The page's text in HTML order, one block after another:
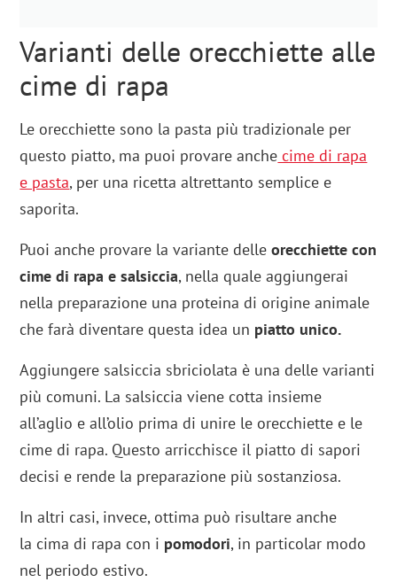
Varianti delle orecchiette alle
cime di rapa
Le orecchiette sono la pasta più tradizionale per
questo piatto, ma puoi provare anche cime di rapa
e pasta, per una ricetta altrettanto semplice e
saporita.
Puoi anche provare la variante delleorecchiette con
cime di rapa e salsiccia, nella quale aggiungerai
nella preparazione una proteina di origine animale
che farà diventare questa idea un piatto unico.
Aggiungere salsiccia sbriciolata è una delle varianti
più comuni. La salsiccia viene cotta insieme
all’aglio e all’olio prima di unire le orecchiette e le
cime di rapa. Questo arricchisce il piatto di sapori
decisi e rende la preparazione più sostanziosa.
In altri casi, invece, ottima può risultare anche
la cima di rapa con i pomodori, in particolar modo
nel periodo estivo.